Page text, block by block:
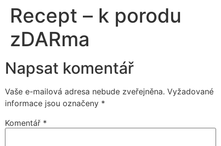
Recept – k porodu
zDARma
Napsat komentář
Vaše e-mailová adresa nebude zveřejněna. Vyžadované
informace jsou označeny *
Komentář *